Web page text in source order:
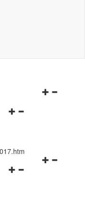
Navigationsmenü
Navigationsmenü